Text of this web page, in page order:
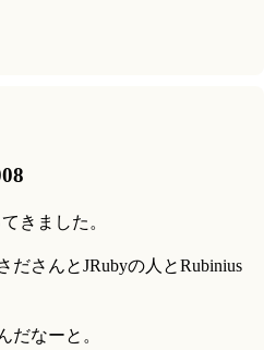
きました。
ださんとJRubyの人とRubinius
だなーと。